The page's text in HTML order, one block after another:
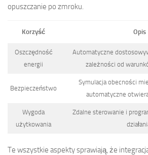
opuszczanie po zmroku.
Korzyść Opis
Oszczędność
energii
Automatyczne
zależności od
Bezpieczeństwo
Symulacja obecności
automatyczne
Wygoda
użytkowania
Zdalne sterowanie i
Te wszystkie aspekty sprawiają, że